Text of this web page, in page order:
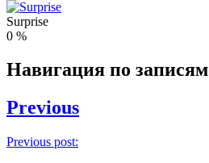
Surprise
0 %
Навигация по записям
Previous
Previous post: